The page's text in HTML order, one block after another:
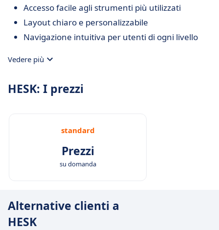
Accesso facile agli strumenti più utilizzati
Layout chiaro e personalizzabile
Navigazione intuitiva per utenti di ogni livello
Vedere più
HESK: I prezzi
standard
Prezzi
su domanda
Alternative clienti a
HESK